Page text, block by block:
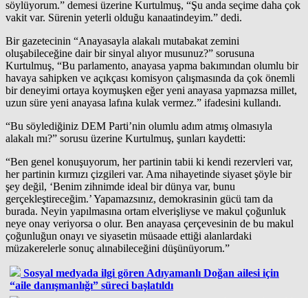
söylüyorum.” demesi üzerine Kurtulmuş, “Şu anda seçime daha çok
vakit var. Sürenin yeterli olduğu kanaatindeyim.” dedi.
Bir gazetecinin “Anayasayla alakalı mutabakat zemini
oluşabileceğine dair bir sinyal alıyor musunuz?” sorusuna
Kurtulmuş, “Bu parlamento, anayasa yapma bakımından olumlu bir
havaya sahipken ve açıkçası komisyon çalışmasında da çok önemli
bir deneyimi ortaya koymuşken eğer yeni anayasa yapmazsa millet,
uzun süre yeni anayasa lafına kulak vermez.” ifadesini kullandı.
“Bu söylediğiniz DEM Parti’nin olumlu adım atmış olmasıyla
alakalı mı?” sorusu üzerine Kurtulmuş, şunları kaydetti:
“Ben genel konuşuyorum, her partinin tabii ki kendi rezervleri var,
her partinin kırmızı çizgileri var. Ama nihayetinde siyaset şöyle bir
şey değil, ‘Benim zihnimde ideal bir dünya var, bunu
gerçekleştireceğim.’ Yapamazsınız, demokrasinin gücü tam da
burada. Neyin yapılmasına ortam elverişliyse ve makul çoğunluk
neye onay veriyorsa o olur. Ben anayasa çerçevesinin de bu makul
çoğunluğun onayı ve siyasetin müsaade ettiği alanlardaki
müzakerelerle sonuç alınabileceğini düşünüyorum.”
Sosyal medyada ilgi gören Adıyamanlı Doğan ailesi için
“aile danışmanlığı” süreci başlatıldı